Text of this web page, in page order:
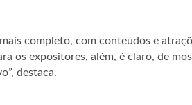
completo, com conteúdos e
os expositores, além, é claro, de
destaca.